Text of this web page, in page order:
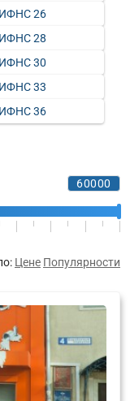
ИФНС 26
ИФНС 28
ИФНС 30
ИФНС 33
ИФНС 36
Цене Популярности